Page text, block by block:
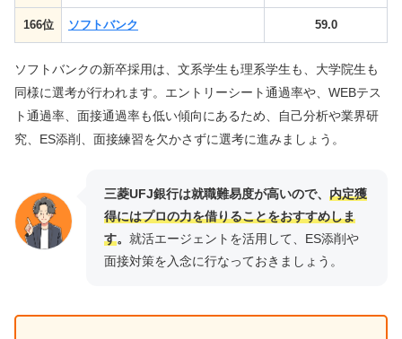
166位 ソフトバンク 59.0
ソフトバンクの新卒採用は、文系学生も理系学生も、大学院生も
同様に選考が行われます。エントリーシート通過率や、WEBテス
ト通過率、面接通過率も低い傾向にあるため、自己分析や業界研
究、ES添削、面接練習を欠かさずに選考に進みましょう。
三菱UFJ銀行は就職難易度が高いので、 内定獲
得にはプロの力を借りることをおすすめしま
す。 就活エージェントを活用して、ES添削や
面接対策を入念に行なっておきましょう。